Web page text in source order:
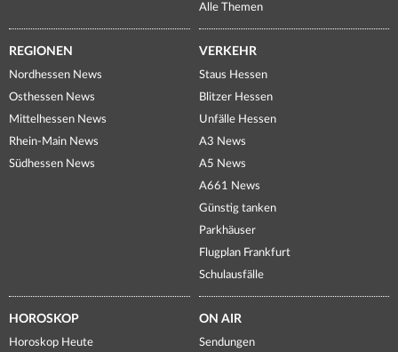
Alle Themen
REGIONEN
Nordhessen News
Osthessen News
Mittelhessen News
Rhein-Main News
Südhessen News
VERKEHR
Staus Hessen
Blitzer Hessen
Unfälle Hessen
A3 News
A5 News
A661 News
Günstig tanken
Parkhäuser
Flugplan Frankfurt
Schulausfälle
HOROSKOP
Horoskop Heute
ON AIR
Sendungen